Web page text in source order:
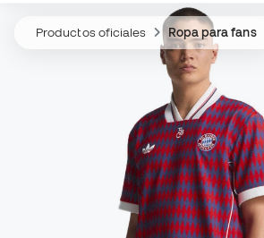
Productos oficiales Ropa para fans